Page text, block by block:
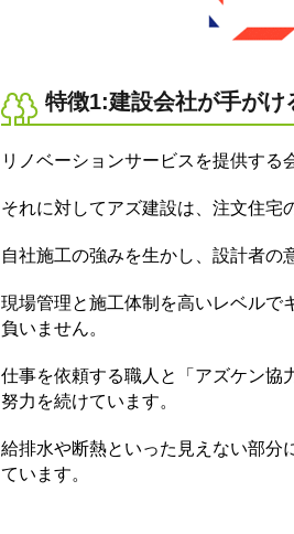
特徴1:建設会社が手がけ
リノベーションサービスを提供する
それに対してアズ建設は、注文住宅
自社施工の強みを生かし、設計者の
現場管理と施工体制を高いレベルで
負いません。
仕事を依頼する職人と「アズケン協
努力を続けています。
給排水や断熱といった見えない部分
ています。